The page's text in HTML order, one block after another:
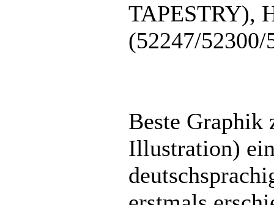
TAPESTRY),
(52247/52300/
Beste
Illustration)